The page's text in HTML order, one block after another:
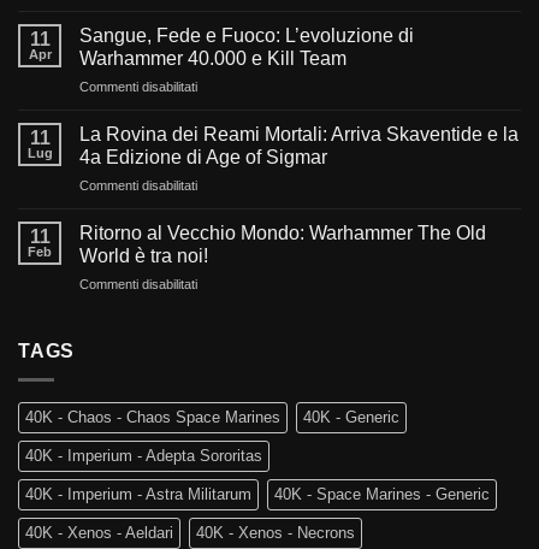
l’oscurità
del
millennio:
Cosa
aspetta
nel
futuro
di
40.000?
11
Apr
Sangue, Fede e Fuoco: L’evoluzione di
Warhammer 40.000 e Kill Team
Commenti disabilitatisu
Fede
e
Fuoco:
L’evoluzione
Warhammer
40.000
Kill
11
Lug
La Rovina dei Reami Mortali: Arriva Skaventide e la
4a Edizione di Age of Sigmar
Commenti disabilitatisu
Rovina
dei
Reami
Mortali:
Edizione
di
Age
of
Sigmar
11
Feb
Ritorno al Vecchio Mondo: Warhammer The Old
World è tra noi!
Commenti disabilitatisu
The
Old
World
tra
noi!
TAGS
40K - Chaos - Chaos Space Marines 40K - Generic
40K - Imperium - Adepta Sororitas
40K - Imperium - Astra Militarum 40K - Space Marines - Generic
40K - Xenos - Aeldari 40K - Xenos - Necrons